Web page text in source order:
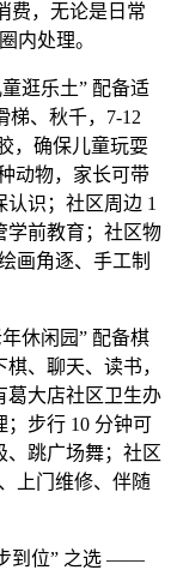
费，无论是日常
内处理。
逛乐土” 配备适
梯、秋千，7-12
，确保儿童玩耍
动物，家长可带
识；社区周边 1
学前教育；社区物
画角逐、手工制
休闲园” 配备棋
、聊天、读书，
葛大店社区卫生办
步行 10 分钟可
、跳广场舞；社区
上门维修、伴随
到位” 之选 ——